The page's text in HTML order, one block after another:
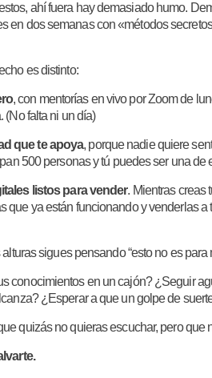
ahí fuera hay demasiado humo.
en dos semanas con «métodos
es distinto:
, con mentorías en vivo por Zoom de
(No falta ni un día)
que te apoya, porque nadie quiere
500 personas y tú puedes ser una de
listos para vender. Mientras creas
que ya están funcionando y venderlas
sigues pensando “esto no es para
conocimientos en un cajón? ¿Seguir
¿Esperar a que un golpe de
quizás no quieras escuchar, pero que